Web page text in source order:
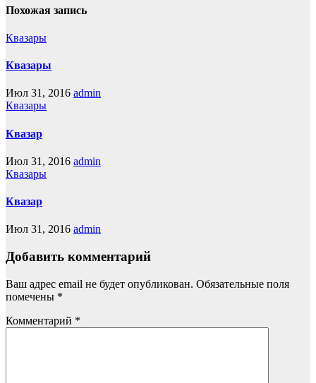
Похожая запись
Квазары
Квазары
Июл 31, 2016 admin
Квазары
Квазар
Июл 31, 2016 admin
Квазары
Квазар
Июл 31, 2016 admin
Добавить комментарий
Ваш адрес email не будет опубликован. Обязательные поля
помечены *
Комментарий *